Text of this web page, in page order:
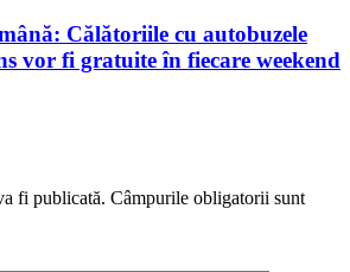
Călătoriile cu autobuzele
vor fi gratuite în fiecare weekend
fi publicată. Câmpurile obligatorii sunt